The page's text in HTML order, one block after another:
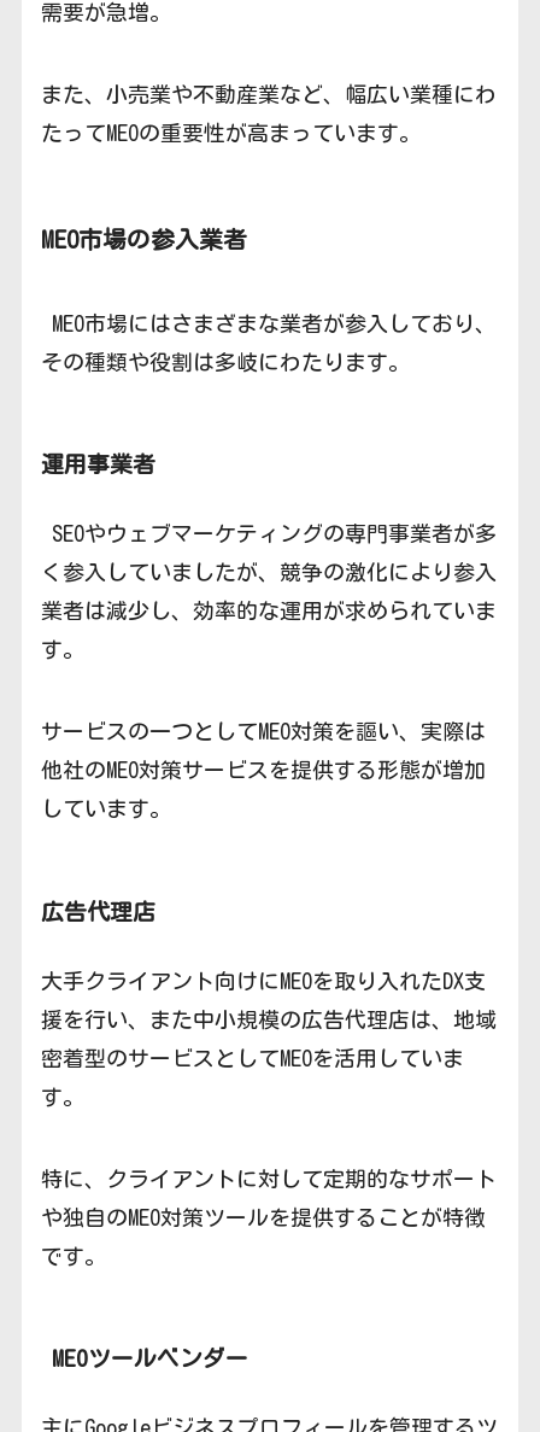
需要が急増。
また、小売業や不動産業など、幅広い業種にわ
たってMEOの重要性が高まっています。
MEO市場の参入業者
MEO市場にはさまざまな業者が参入しており、
その種類や役割は多岐にわたります。
運用事業者
SEOやウェブマーケティングの専門事業者が多
く参入していましたが、競争の激化により参入
業者は減少し、効率的な運用が求められていま
す。
サービスの一つとしてMEO対策を謳い、実際は
他社のMEO対策サービスを提供する形態が増加
しています。
広告代理店
大手クライアント向けにMEOを取り入れたDX支
援を行い、また中小規模の広告代理店は、地域
密着型のサービスとしてMEOを活用していま
す。
特に、クライアントに対して定期的なサポート
や独自のMEO対策ツールを提供することが特徴
です。
MEOツールベンダー
主にGoogleビジネスプロフィールを管理するツ